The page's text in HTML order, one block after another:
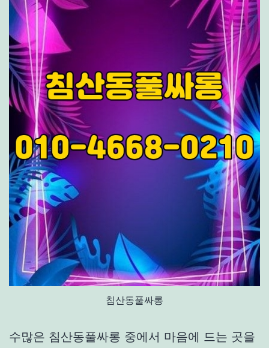
침산동풀싸롱
수많은 침산동풀싸롱 중에서 마음에 드는 곳을